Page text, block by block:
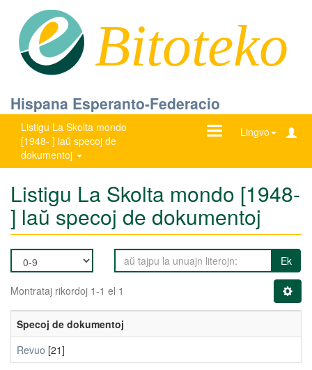
Bitoteko
Hispana Esperanto-Federacio
Listigu La Skolta mondo
[1948- ] laŭ specoj de
dokumentoj
Lingvo
Ŝanĝu
Listigu La Skolta mondo [1948-
] laŭ specoj de dokumentoj
Ek
Montrataj rikordoj 1-1 el 1
Specoj de dokumentoj
Revuo [21]